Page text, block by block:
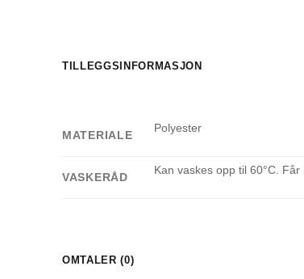
TILLEGGSINFORMASJON
MATERIALE
Polyester
VASKERÅD
Kan vaskes opp til 60°C.
OMTALER (0)